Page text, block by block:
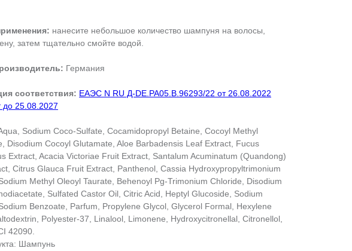
нанесите небольшое количество шампуня на волосы,
затем тщательно смойте водой.
Германия
соответствия: ЕАЭС N RU Д-DE.РА05.В.96293/22 от 26.08.2022
до 25.08.2027
Sodium Coco-Sulfate, Cocamidopropyl Betaine, Cocoyl Methyl
Disodium Cocoyl Glutamate, Aloe Barbadensis Leaf Extract, Fucus
Extract, Acacia Victoriae Fruit Extract, Santalum Acuminatum (Quandong)
Citrus Glauca Fruit Extract, Panthenol, Cassia Hydroxypropyltrimonium
Methyl Oleoyl Taurate, Behenoyl Pg-Trimonium Chloride, Disodium
Sulfated Castor Oil, Citric Acid, Heptyl Glucoside, Sodium
Benzoate, Parfum, Propylene Glycol, Glycerol Formal, Hexylene
Polyester-37, Linalool, Limonene, Hydroxycitronellal, Citronellol,
42090.
Шампунь